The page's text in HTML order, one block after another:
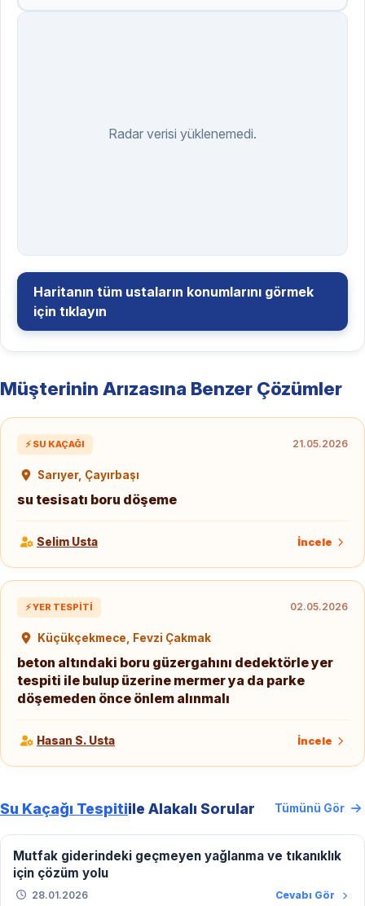
Radar verisi yüklenemedi.
Haritanın tüm ustaların konumlarını görmek
için tıklayın
Müşterinin Arızasına Benzer Çözümler
⚡ SU KAÇAĞI 21.05.2026
Sarıyer, Çayırbaşı
su tesisatı boru döşeme
Selim Usta İncele
⚡ YER TESPITI 02.05.2026
Küçükçekmece, Fevzi Çakmak
beton altındaki boru güzergahını dedektörle yer
tespiti ile bulup üzerine mermer ya da parke
döşemeden önce önlem alınmalı
Hasan S. Usta İncele
Su Kaçağı Tespitiile Alakalı Sorular Tümünü Gör
Mutfak giderindeki geçmeyen yağlanma ve tıkanıklık
için çözüm yolu
28.01.2026 Cevabı Gör